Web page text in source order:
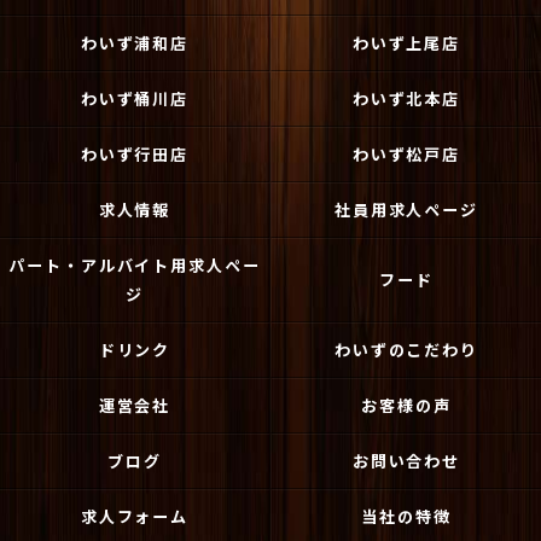
わいず浦和店 わいず上尾店
わいず桶川店 わいず北本店
わいず行田店 わいず松戸店
求人情報 社員用求人ページ
パート・アルバイト用求人ペー
ジ
フード
ドリンク わいずのこだわり
運営会社 お客様の声
ブログ お問い合わせ
求人フォーム 当社の特徴